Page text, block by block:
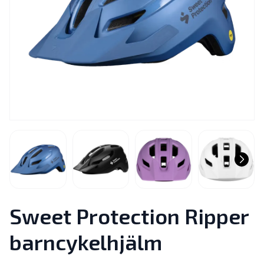
Sweet Protection Ripper
barncykelhjälm